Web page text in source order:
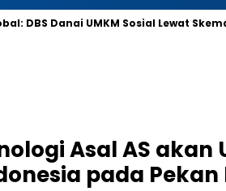
UMKM Sosial Lewat Skema
Asal AS akan
pada Pekan